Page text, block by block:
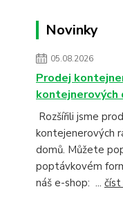
Novinky
05.08.2026
Prodej
kontejnerových
Rozšířili jsme
kontejenerových
domů. Můžete
poptávkovém
náš e-shop: ... číst